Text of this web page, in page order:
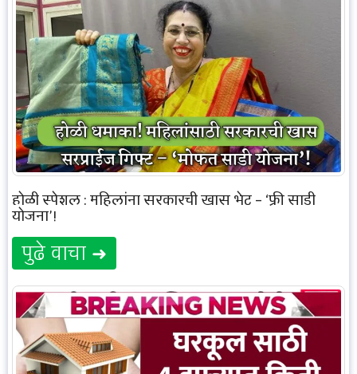
होळी स्पेशल : महिलांना सरकारची खास भेट – ‘फ्री साडी
योजना’!
पुढे वाचा ➜